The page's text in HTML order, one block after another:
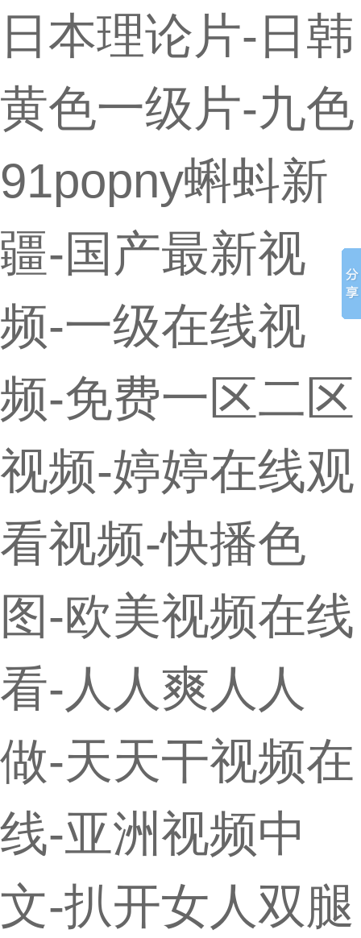
日本理论片-日韩
黄色一级片-九色
91popny蝌蚪新
疆-国产最新视
频-一级在线视
频-免费一区二区
视频-婷婷在线观
看视频-快播色
图-欧美视频在线
看-人人爽人人
做-天天干视频在
线-亚洲视频中
文-扒开女人双腿